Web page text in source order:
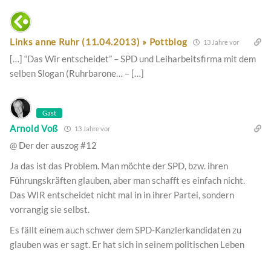
Links anne Ruhr (11.04.2013) » Pottblog 13 Jahre vor
[…] “Das Wir entscheidet” – SPD und Leiharbeitsfirma mit dem
selben Slogan (Ruhrbarone… – […]
Gast
Arnold Voß 13 Jahre vor
@ Der der auszog #12
Ja das ist das Problem. Man möchte der SPD, bzw. ihren
Führungskräften glauben, aber man schafft es einfach nicht.
Das WIR entscheidet nicht mal in in ihrer Partei, sondern
vorrangig sie selbst.
Es fällt einem auch schwer dem SPD-Kanzlerkandidaten zu
glauben was er sagt. Er hat sich in seinem politischen Leben